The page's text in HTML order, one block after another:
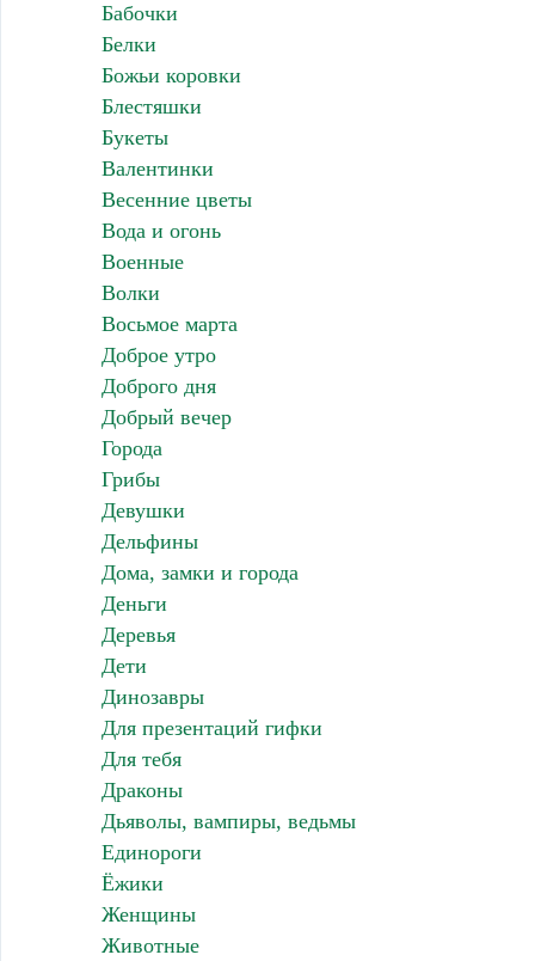
Бабочки
Белки
Божьи коровки
Блестяшки
Букеты
Валентинки
Весенние цветы
Вода и огонь
Военные
Волки
Восьмое марта
Доброе утро
Доброго дня
Добрый вечер
Города
Грибы
Девушки
Дельфины
Дома, замки и города
Деньги
Деревья
Дети
Динозавры
Для презентаций гифки
Для тебя
Драконы
Дьяволы, вампиры, ведьмы
Единороги
Ёжики
Женщины
Животные